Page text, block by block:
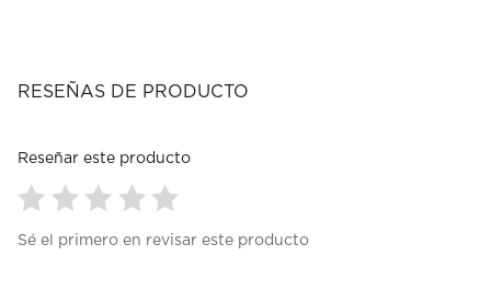
RESEÑAS DE PRODUCTO
Reseñar este producto
paraparaparaparapara
Sé el primero en revisar este producto